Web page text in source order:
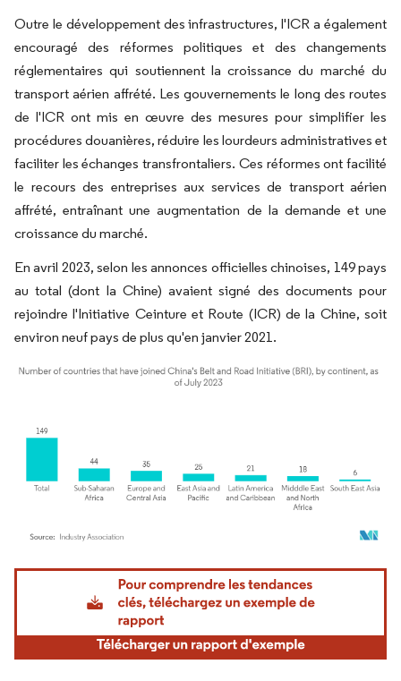
Outre le développement des infrastructures, l'ICR a également
encouragé des réformes politiques et des changements
réglementaires qui soutiennent la croissance du marché du
transport aérien affrété. Les gouvernements le long des routes
de l'ICR ont mis en œuvre des mesures pour simplifier les
procédures douanières, réduire les lourdeurs administratives et
faciliter les échanges transfrontaliers. Ces réformes ont facilité
le recours des entreprises aux services de transport aérien
affrété, entraînant une augmentation de la demande et une
croissance du marché.
En avril 2023, selon les annonces officielles chinoises, 149 pays
au total (dont la Chine) avaient signé des documents pour
rejoindre l'Initiative Ceinture et Route (ICR) de la Chine, soit
environ neuf pays de plus qu'en janvier 2021.
Image © Mordor Intelligence. La réutilisation nécessite une attribution sous CC BY